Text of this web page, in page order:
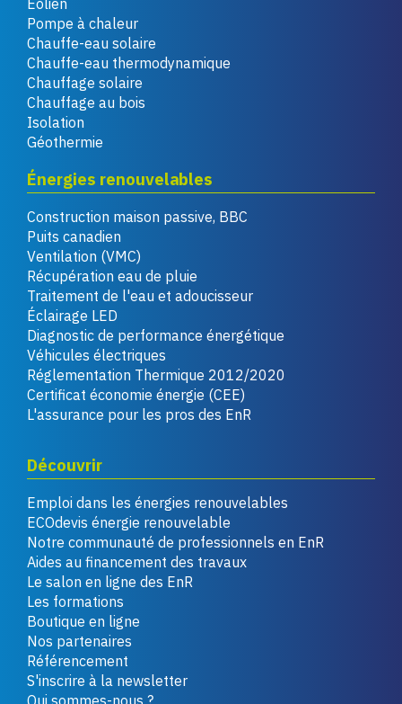
Éolien
Pompe à chaleur
Chauffe-eau solaire
Chauffe-eau thermodynamique
Chauffage solaire
Chauffage au bois
Isolation
Géothermie
Énergies renouvelables
Construction maison passive, BBC
Puits canadien
Ventilation (VMC)
Récupération eau de pluie
Traitement de l'eau et adoucisseur
Éclairage LED
Diagnostic de performance énergétique
Véhicules électriques
Réglementation Thermique 2012/2020
Certificat économie énergie (CEE)
L'assurance pour les pros des EnR
Découvrir
Emploi dans les énergies renouvelables
ECOdevis énergie renouvelable
Notre communauté de professionnels en EnR
Aides au financement des travaux
Le salon en ligne des EnR
Les formations
Boutique en ligne
Nos partenaires
Référencement
S'inscrire à la newsletter
Qui sommes-nous ?